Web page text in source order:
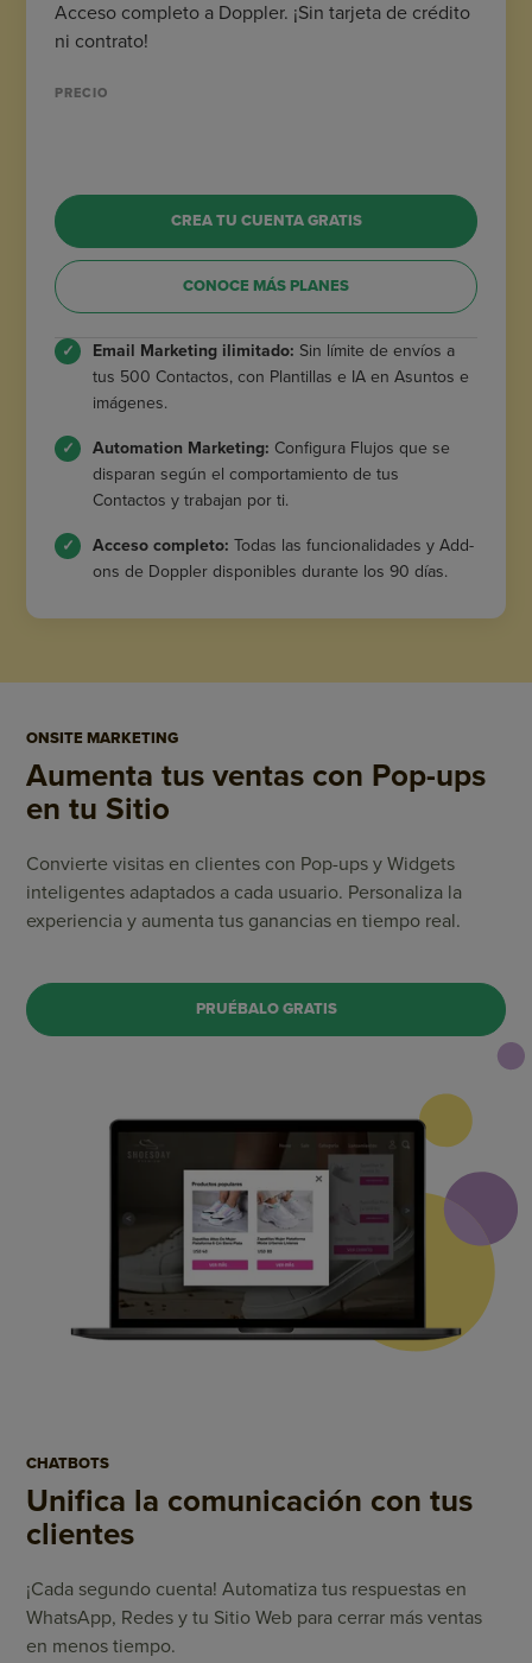
Acceso completo a Doppler. ¡Sin tarjeta de crédito
ni contrato!
PRECIO
CREA TU CUENTA GRATIS
CONOCE MÁS PLANES
Email Marketing ilimitado: Sin límite de envíos a
tus 500 Contactos, con Plantillas e IA en Asuntos e
imágenes.
Automation Marketing: Configura Flujos que se
disparan según el comportamiento de tus
Contactos y trabajan por ti.
Acceso completo: Todas las funcionalidades y Add-
ons de Doppler disponibles durante los 90 días.
ONSITE MARKETING
Aumenta tus ventas con Pop-ups
en tu Sitio
Convierte visitas en clientes con Pop-ups y Widgets
inteligentes adaptados a cada usuario. Personaliza la
experiencia y aumenta tus ganancias en tiempo real.
PRUÉBALO GRATIS
CHATBOTS
Unifica la comunicación con tus
clientes
¡Cada segundo cuenta! Automatiza tus respuestas en
WhatsApp, Redes y tu Sitio Web para cerrar más ventas
en menos tiempo.